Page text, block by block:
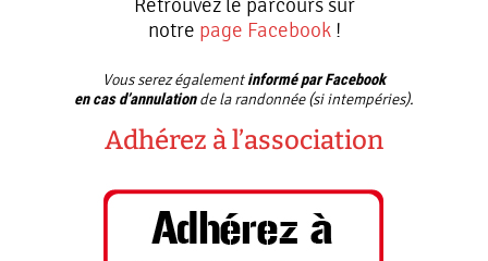
Retrouvez le parcours sur
notre page Facebook!
Vous serez égalementinformé par Facebook
en cas d’annulationde la randonnée (si intempéries).
Adhérez à l’association